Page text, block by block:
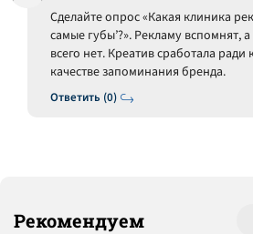
Ответить (0)
Сделайте опрос «Какая клиника
самые губы’?». Рекламу вспомнят,
всего нет. Креатив сработала ради
качестве запоминания бренда.
Рекомендуем